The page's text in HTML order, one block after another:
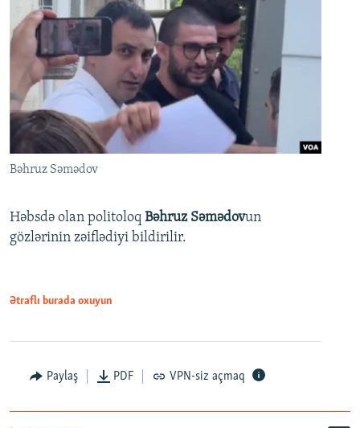
Bəhruz Səmədov
Həbsdə olan politoloq Bəhruz Səmədovun
gözlərinin zəiflədiyi bildirilir.
Ətraflı burada oxuyun
Paylaş PDF VPN-siz açmaq